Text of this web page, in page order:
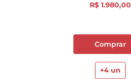
R$ 1.980,00
Comprar
+4 un